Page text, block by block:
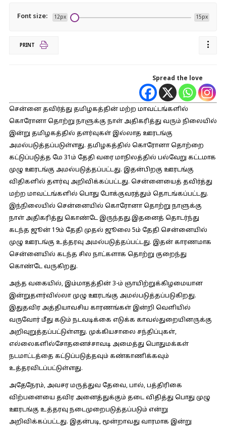
Font size: 12px 15px
PRINT
Spread the love
சென்னை தவிர்த்து தமிழகத்தின் மற்ற மாவட்டங்களில்
கொரோனா தொற்று நாளுக்கு நாள் அதிகரித்து வரும் நிலையில்
இன்று தமிழகத்தில் தளர்வுகள் இல்லாத ஊரடங்கு
அமல்படுத்தப்படுள்ளது. தமிழகத்தில் கொரோனா தொற்றை
கட்டுப்படுத்த மே 31ம் தேதி வரை மாநிலத்தில் பல்வேறு கட்டமாக
முழு ஊரடங்கு அமல்படுத்தப்பட்டது. இதன்பிறகு ஊரடங்கு
விதிகளில் தளர்வு அறிவிக்கப்பட்டது. சென்னையைத் தவிர்த்து
மற்ற மாவட்டங்களில் பொது போக்குவரத்தும் தொடங்கப்பட்டது.
இந்நிலையில் சென்னையில் கொரோனா தொற்று நாளுக்கு
நாள் அதிகரித்து கொண்டே இருந்தது.இதனைத் தொடர்ந்து
கடந்த ஜூன் 19ம் தேதி முதல் ஜூலை 5ம் தேதி சென்னையில்
முழு ஊரடங்கு உத்தரவு அமல்படுத்தப்பட்டது. இதன் காரணமாக
சென்னையில் கடந்த சில நாட்களாக தொற்று குறைந்து
கொண்டே வருகிறது.
அந்த வகையில், இம்மாதத்தின் 3-ம் ஞாயிற்றுக்கிழமையான
இன்றுதளர்வில்லா முழு ஊரடங்கு அமல்படுத்தப்படுகிறது.
இதுதவிர அத்தியாவசிய காரணங்கள் இன்றி வெளியில்
வருவோர் மீது கடும் நடவடிக்கை எடுக்க காவல்துறையினருக்கு
அறிவுறுத்தப்பட்டுள்ளது. முக்கியசாலை சந்திப்புகள்,
எல்லைகளில்சோதனைச்சாவடி அமைத்து பொதுமக்கள்
நடமாட்டத்தை கட்டுப்படுத்தவும் கண்காணிக்கவும்
உத்தரவிடப்பட்டுள்ளது.
அதேநேரம், அவசர மருத்துவ தேவை, பால், பத்திரிகை
விற்பனையை தவிர அனைத்துக்கும் தடை விதித்து பொது முழு
ஊரடங்கு உத்தரவு நடைமுறைபடுத்தப்படும் என்று
அறிவிக்கப்பட்டது. இதன்படி, மூன்றாவது வாரமாக இன்று